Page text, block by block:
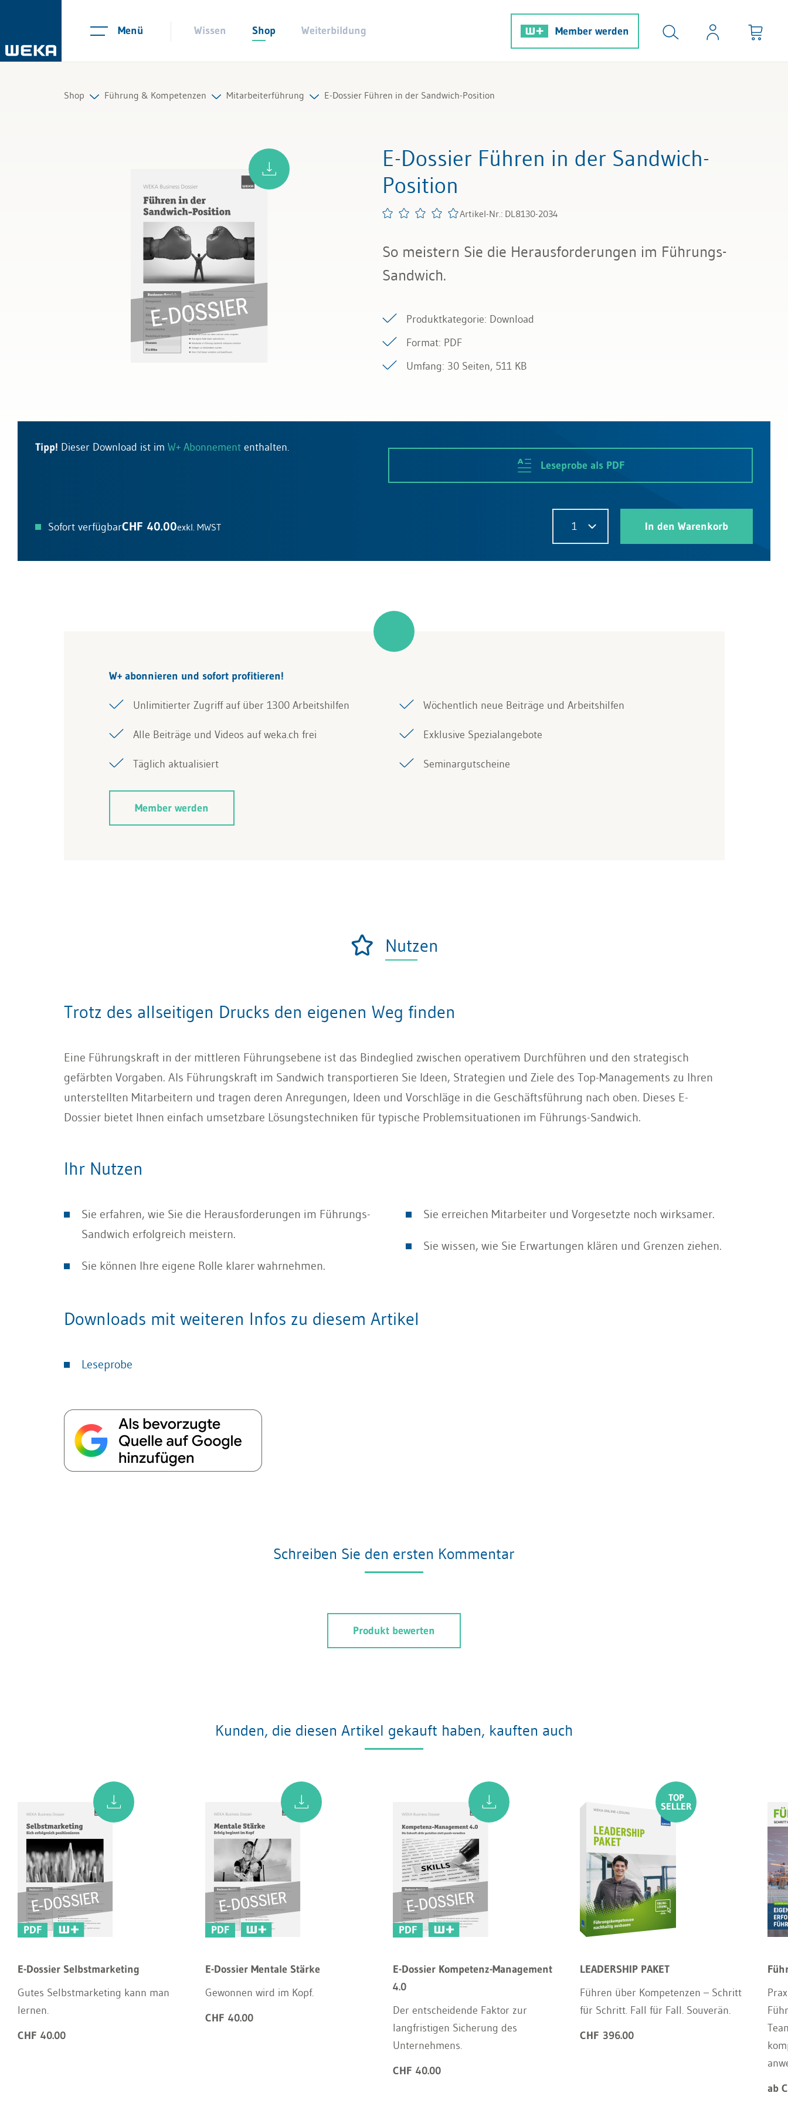
Menü Wissen Shop Weiterbildung Member werden
Shop
Führung & Kompetenzen
Finanzen & Steuern
Bau & Immobilien
Führung & Kompetenzen
Kommunikation und Auftritt
Mitarbeiterführung
Mitarbeitergespräche
E-Dossier Führen in der Sandwich-Position
E-Dossier Führen in der Sandwich-
Position
Artikel-Nr.: DL8130-2034
So meistern Sie die Herausforderungen im Führungs-
Sandwich.
Produktkategorie: Download
Format: PDF
Umfang: 30 Seiten, 511 KB
Tipp! Dieser Download ist im W+ Abonnement enthalten.
Leseprobe als PDF
Sofort verfügbarCHF 40.00exkl. MWST 1 In den Warenkorb
W+ abonnieren und sofort profitieren!
Unlimitierter Zugriff auf über 1300 Arbeitshilfen
Alle Beiträge und Videos auf weka.ch frei
Täglich aktualisiert
Wöchentlich neue Beiträge und Arbeitshilfen
Exklusive Spezialangebote
Seminargutscheine
Member werden
Nutzen
Trotz des allseitigen Drucks den eigenen Weg finden
Eine Führungskraft in der mittleren Führungsebene ist das Bindeglied zwischen operativem Durchführen und den strategisch
gefärbten Vorgaben. Als Führungskraft im Sandwich transportieren Sie Ideen, Strategien und Ziele des Top-Managements zu Ihren
unterstellten Mitarbeitern und tragen deren Anregungen, Ideen und Vorschläge in die Geschäftsführung nach oben. Dieses E-
Dossier bietet Ihnen einfach umsetzbare Lösungstechniken für typische Problemsituationen im Führungs-Sandwich.
Ihr Nutzen
Sie erfahren, wie Sie die Herausforderungen im Führungs-
Sandwich erfolgreich meistern.
Sie können Ihre eigene Rolle klarer wahrnehmen.
Sie erreichen Mitarbeiter und Vorgesetzte noch wirksamer.
Sie wissen, wie Sie Erwartungen klären und Grenzen ziehen.
Downloads mit weiteren Infos zu diesem Artikel
Leseprobe
Schreiben Sie den ersten Kommentar
Produkt bewerten
Kunden, die diesen Artikel gekauft haben, kauften auch
PDF
E-Dossier Selbstmarketing
Gutes Selbstmarketing kann man
lernen.
CHF 40.00
PDF
E-Dossier Mentale Stärke
Gewonnen wird im Kopf.
CHF 40.00
PDF
E-Dossier Kompetenz-Management
4.0
Der entscheidende Faktor zur
langfristigen Sicherung des
Unternehmens.
CHF 40.00
LEADERSHIP PAKET
Führen über Kompetenzen – Schritt
für Schritt. Fall für Fall. Souverän.
CHF 396.00
ab